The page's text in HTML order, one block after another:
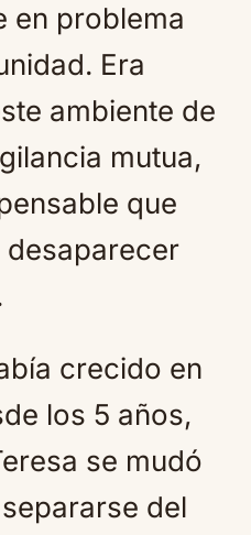
en problema
Era
ambiente de
mutua,
que
desaparecer
crecido en
los 5 años,
se mudó
del